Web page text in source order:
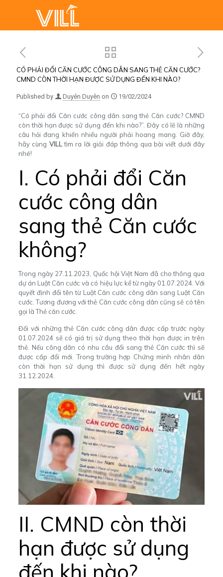
CÓ PHẢI ĐỔI CĂN CƯỚC CÔNG DÂN SANG THẺ CĂN CƯỚC?
CMND CÒN THỜI HẠN ĐƯỢC SỬ DỤNG ĐẾN KHI NÀO?
Published by Duyên Duyên on 19/02/2024
“Có phải đổi Căn cước công dân sang thẻ Căn cước? CMND
còn thời hạn được sử dụng đến khi nào?”. Đây có lẽ là những
câu hỏi đang khiến nhiều người phải hoang mang. Giờ đây,
hãy cùng VILLtìm ra lời giải đáp thông qua bài viết dưới đây
nhé!
I. Có phải đổi Căn
cước công dân
sang thẻ Căn cước
không?
Trong ngày 27.11.2023, Quốc hội Việt Nam đã cho thông qua
dự án Luật Căn cước và có hiệu lực kể từ ngày 01.07.2024. Với
quyết định đổi tên từ Luật Căn cước công dân sang Luật Căn
cước. Tương đương với thẻ Căn cước công dân cũng sẽ có tên
gọi là Thẻ căn cước.
Đối với những thẻ Căn cước công dân được cấp trước ngày
01.07.2024 sẽ có giá trị sử dụng theo thời hạn được in trên
thẻ. Nếu công dân có nhu cầu đổi sang thẻ Căn cước thì sẽ
được cấp đổi mới. Trong trường hợp Chứng minh nhân dân
còn thời hạn sử dụng thì được sử dụng đến hết ngày
31.12.2024.
II. CMND còn thời
hạn được sử dụng